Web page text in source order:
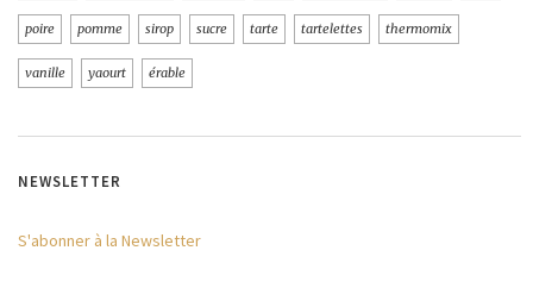
poire pomme sirop sucre tarte tartelettes thermomix
vanille yaourt érable
NEWSLETTER
S'abonner à la Newsletter